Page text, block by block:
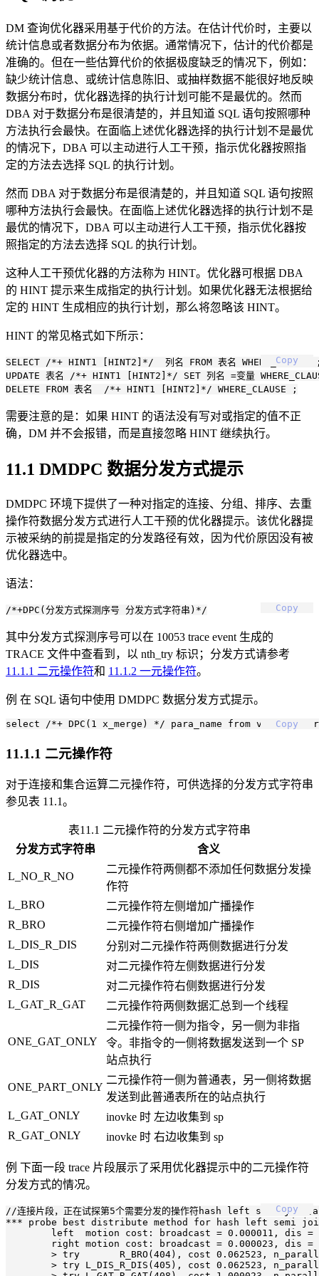
DM 查询优化器采用基于代价的方法。在估计代价时，主要以
统计信息或者数据分布为依据。通常情况下，估计的代价都是
准确的。但在一些估算代价的依据极度缺乏的情况下，例如：
缺少统计信息、或统计信息陈旧、或抽样数据不能很好地反映
数据分布时，优化器选择的执行计划可能不是最优的。然而
DBA 对于数据分布是很清楚的，并且知道 SQL 语句按照哪种
方法执行会最快。在面临上述优化器选择的执行计划不是最优
的情况下，DBA 可以主动进行人工干预，指示优化器按照指
定的方法去选择 SQL 的执行计划。
然而 DBA 对于数据分布是很清楚的，并且知道 SQL 语句按照
哪种方法执行会最快。在面临上述优化器选择的执行计划不是
最优的情况下，DBA 可以主动进行人工干预，指示优化器按
照指定的方法去选择 SQL 的执行计划。
这种人工干预优化器的方法称为 HINT。优化器可根据 DBA
的 HINT 提示来生成指定的执行计划。如果优化器无法根据给
定的 HINT 生成相应的执行计划，那么将忽略该 HINT。
HINT 的常见格式如下所示：
Copy
SELECT /*+ HINT1 [HINT2]*/  列名 FROM 表名 WHERE_CLAUSE
UPDATE 表名 /*+ HINT1 [HINT2]*/ SET 列名 =变量
需要注意的是：如果 HINT 的语法没有写对或指定的值不正
确，DM 并不会报错，而是直接忽略 HINT 继续执行。
11.1 DMDPC 数据分发方式提示
DMDPC 环境下提供了一种对指定的连接、分组、排序、去重
操作符数据分发方式进行人工干预的优化器提示。该优化器提
示被采纳的前提是指定的分发路径有效，因为代价原因没有被
优化器选中。
语法：
Copy
其中分发方式探测序号可以在 10053 trace event 生成的
TRACE 文件中查看到，以 nth_try 标识；分发方式请参考
11.1.1 二元操作符和 11.1.2 一元操作符。
例 在 SQL 语句中使用 DMDPC 数据分发方式提示。
Copy
11.1.1 二元操作符
对于连接和集合运算二元操作符，可供选择的分发方式字符串
参见表 11.1。
表11.1 二元操作符的分发方式字符串
分发方式字符串
含义
L_NO_R_NO
二元操作符两侧都不添加任何数据分发操
作符
L_BRO
二元操作符左侧增加广播操作
R_BRO
二元操作符右侧增加广播操作
L_DIS_R_DIS
分别对二元操作符两侧数据进行分发
L_DIS
对二元操作符左侧数据进行分发
R_DIS
对二元操作符右侧数据进行分发
L_GAT_R_GAT
二元操作符两侧数据汇总到一个线程
ONE_GAT_ONLY
二元操作符一侧为指令，另一侧为非指
令。非指令的一侧将数据发送到一个 SP
站点执行
ONE_PART_ONLY
二元操作符一侧为普通表，另一侧将数据
发送到此普通表所在的站点执行
L_GAT_ONLY
inovke 时 左边收集到 sp
R_GAT_ONLY
inovke 时 右边收集到 sp
例 下面一段 trace 片段展示了采用优化器提示中的二元操作符
分发方式的情况。
Copy
//连接片段，正在试探第5个需要分发的操作符hash left semi
*** probe best distribute method for hash left semi